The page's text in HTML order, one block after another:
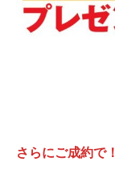
さらにご成約で！